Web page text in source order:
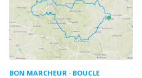
BON MARCHEUR BOUCLE